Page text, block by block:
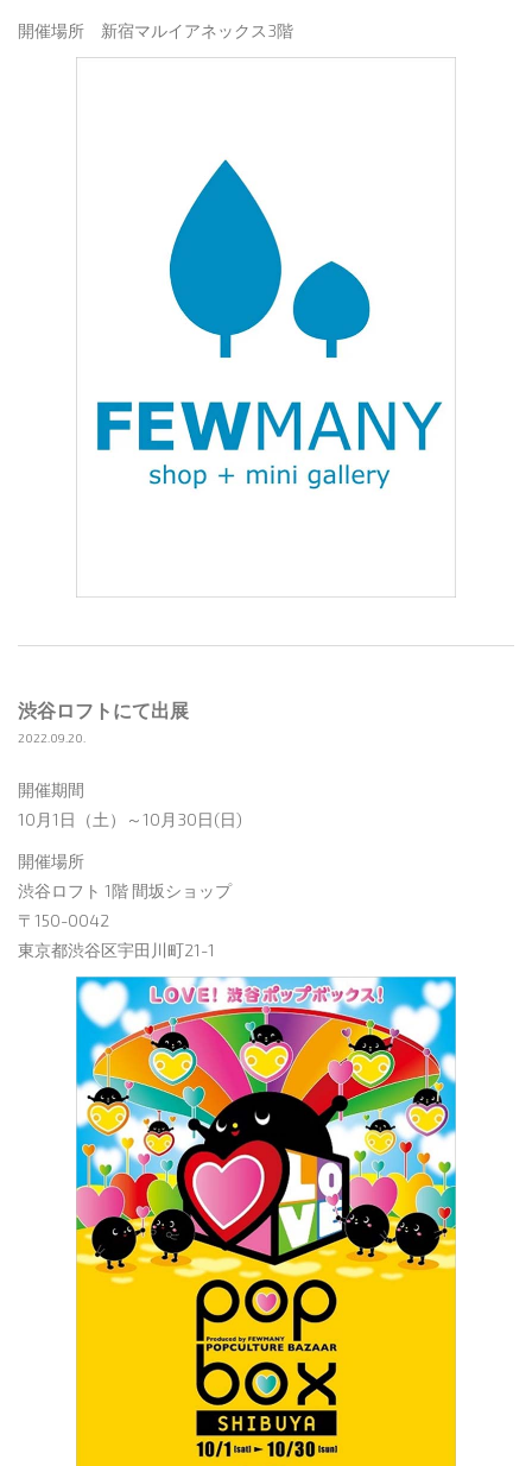
開催場所 新宿マルイアネックス3階
渋谷ロフトにて出展
2022.09.20.
開催期間
10月1日（土）～10月30日(日)
開催場所
渋谷ロフト 1階 間坂ショップ
〒150-0042
東京都渋谷区宇田川町21-1